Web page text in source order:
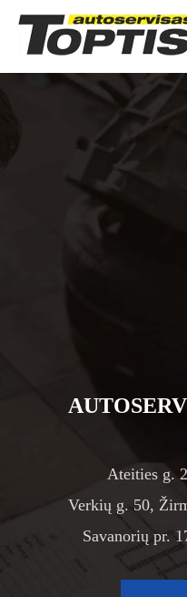
Ateities g.
Verkių g. 50,
Savanorių pr.